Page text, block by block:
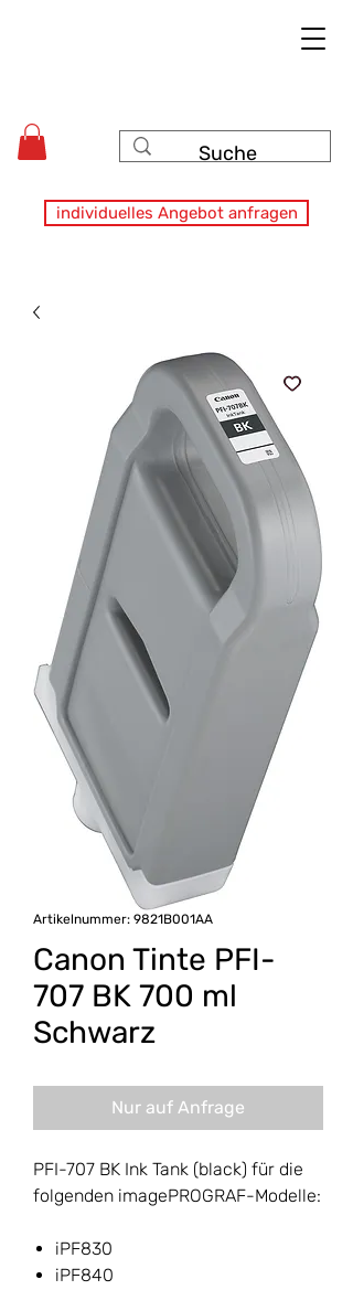
individuelles Angebot anfragen
Artikelnummer: 9821B001AA
Canon Tinte PFI-
707 BK 700 ml
Schwarz
Nur auf Anfrage
PFI-707 BK Ink Tank (black) für die
folgenden imagePROGRAF-Modelle:
iPF830
iPF840